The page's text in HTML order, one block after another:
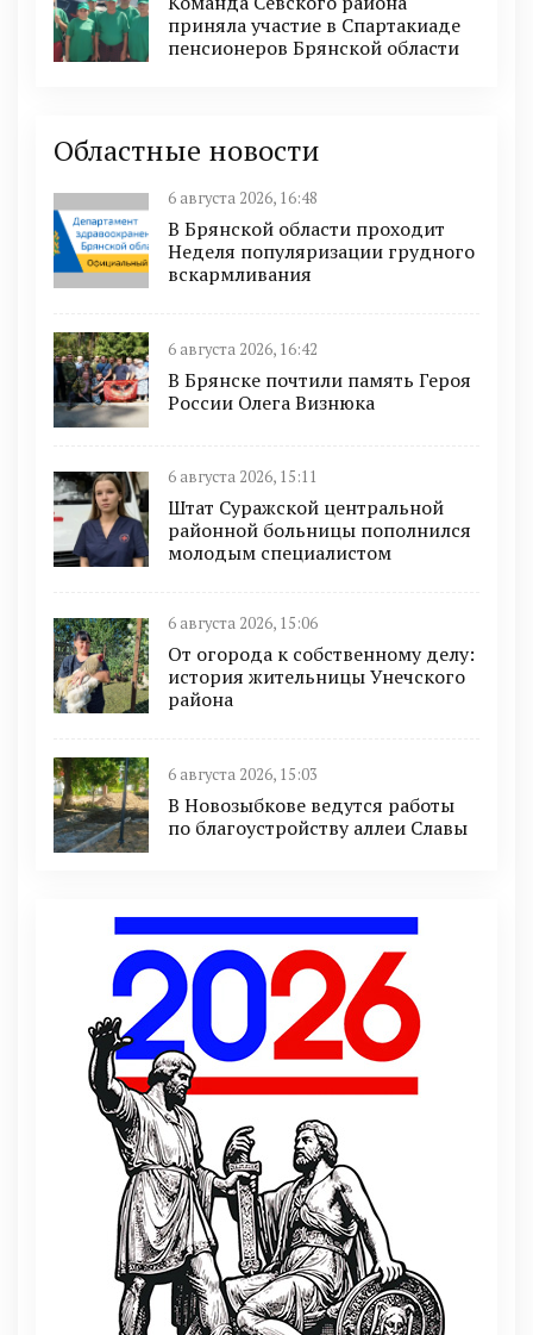
приняла участие в Спартакиаде
пенсионеров Брянской области
Областные новости
6 августа 2026, 16:48
В Брянской области проходит
Неделя популяризации грудного
вскармливания
6 августа 2026, 16:42
В Брянске почтили память Героя
России Олега Визнюка
6 августа 2026, 15:11
Штат Суражской центральной
районной больницы пополнился
молодым специалистом
6 августа 2026, 15:06
От огорода к собственному делу:
история жительницы Унечского
района
6 августа 2026, 15:03
В Новозыбкове ведутся работы
по благоустройству аллеи Славы